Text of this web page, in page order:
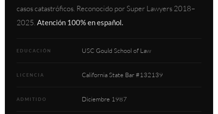
casos catastróficos. Reconocido por Super Lawyers 2018–
2025. Atención 100% en español.
EDUCACIÓN USC Gould School of Law
LICENCIA California State Bar #132139
ADMITIDO Diciembre 1987